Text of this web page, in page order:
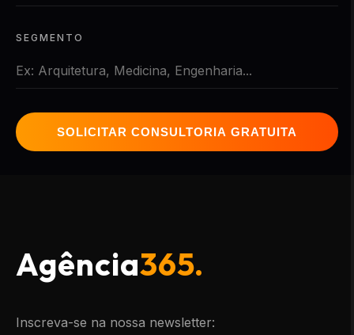
SEGMENTO
SOLICITAR CONSULTORIA GRATUITA
Agência365.
Inscreva-se na nossa newsletter: